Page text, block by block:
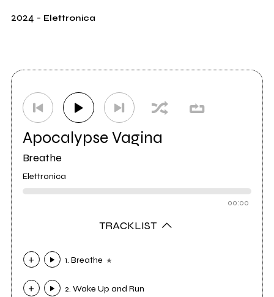
2024 - Elettronica
Apocalypse Vagina
Breathe
Elettronica
00:00
TRACKLIST
1. Breathe
2. Wake Up and Run